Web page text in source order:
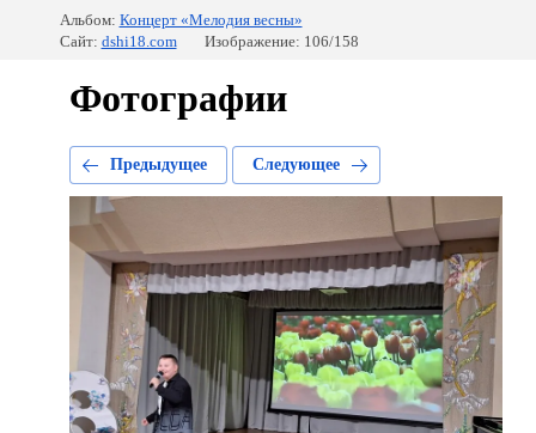
Альбом: Концерт «Мелодия весны»
Сайт: dshi18.com Изображение: 106/158
Фотографии
Предыдущее Следующее